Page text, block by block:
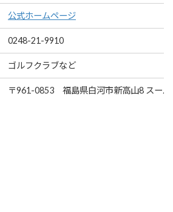
公式ホームページ
0248-21-9910
ゴルフクラブなど
〒961-0853 福島県白河市新高山8 スーパ